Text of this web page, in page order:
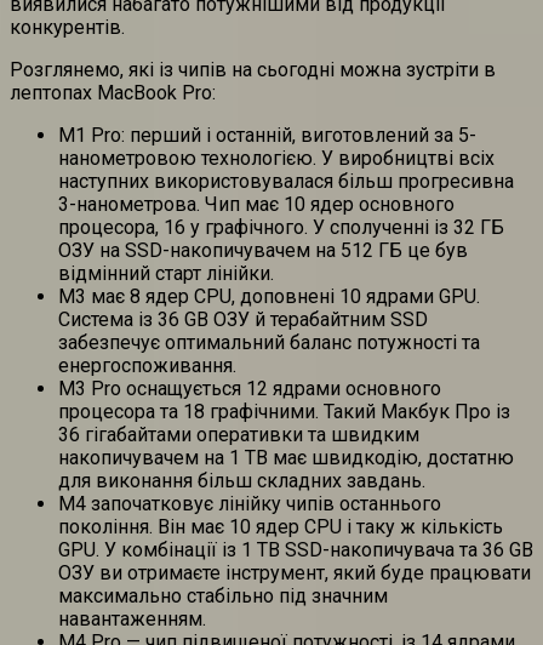
конкурентів.
Розглянемо, які із чипів на сьогодні можна зустріти в
лептопах MacBook Pro:
M1 Pro: перший і останній, виготовлений за 5-
нанометровою технологією. У виробництві всіх
наступних використовувалася більш прогресивна
3-нанометрова. Чип має 10 ядер основного
процесора, 16 у графічного. У сполученні із 32 ГБ
ОЗУ на SSD-накопичувачем на 512 ГБ це був
відмінний старт лінійки.
M3 має 8 ядер CPU, доповнені 10 ядрами GPU.
Система із 36 GB ОЗУ й терабайтним SSD
забезпечує оптимальний баланс потужності та
енергоспоживання.
M3 Pro оснащується 12 ядрами основного
процесора та 18 графічними. Такий Макбук Про із
36 гігабайтами оперативки та швидким
накопичувачем на 1 TB має швидкодію, достатню
для виконання більш складних завдань.
M4 започатковує лінійку чипів останнього
покоління. Він має 10 ядер CPU і таку ж кількість
GPU. У комбінації із 1 TB SSD-накопичувача та 36 GB
ОЗУ ви отримаєте інструмент, який буде працювати
максимально стабільно під значним
навантаженням.